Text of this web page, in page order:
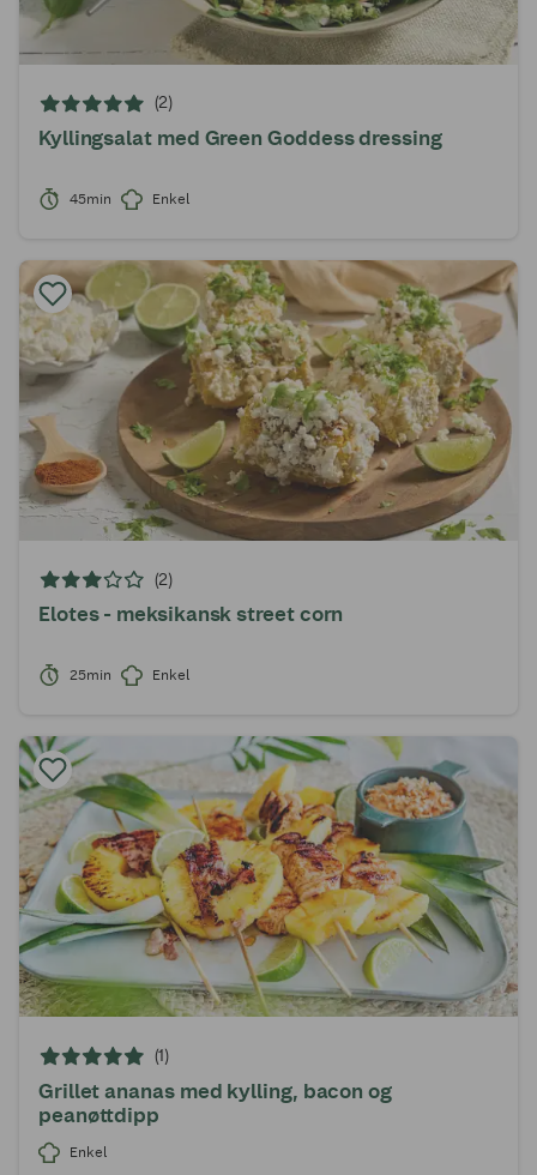
(2)
Kyllingsalat med Green Goddess dressing
45min Enkel
(2)
Elotes - meksikansk street corn
25min Enkel
(1)
Grillet ananas med kylling, bacon og
peanøttdipp
Enkel